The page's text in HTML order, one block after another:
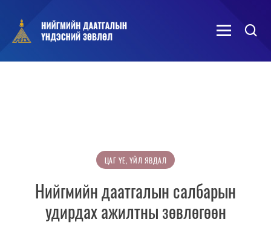
ЦАГ ҮЕ, ҮЙЛ ЯВДАЛ
Нийгмийн даатгалын салбарын
удирдах ажилтны зөвлөгөөн